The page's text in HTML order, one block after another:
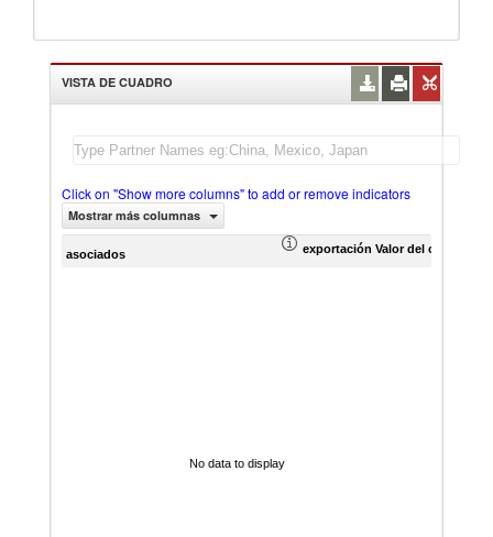
VISTA DE CUADRO
Click on "Show more columns" to add or remove indicators
Mostrar más columnas
asociados exportación Valor del comercio
No data to display